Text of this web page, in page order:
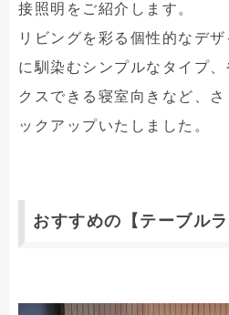
接照明をご紹介します。
リビングを彩る個性的なデ
に馴染むシンプルなタイプ
クスできる寝室向きなど、
ックアップいたしました。
おすすめの【テーブルラ